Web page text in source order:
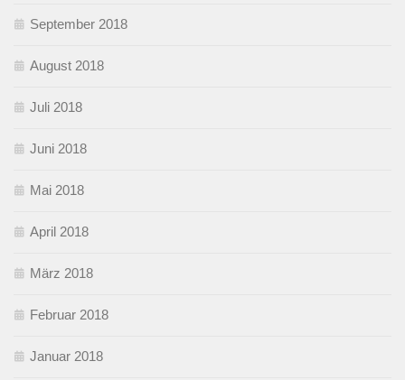
September 2018
August 2018
Juli 2018
Juni 2018
Mai 2018
April 2018
März 2018
Februar 2018
Januar 2018